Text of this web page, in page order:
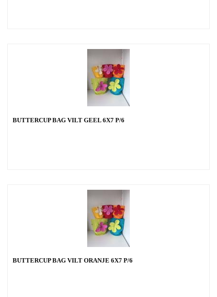
BUTTERCUP BAG VILT GEEL 6X7 P/6
BUTTERCUP BAG VILT ORANJE 6X7 P/6